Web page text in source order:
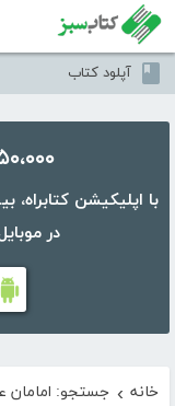
آپلود کتاب
۵۰،۰۰۰ کتاب در موبایل
در
خانه › جستجو: امامان